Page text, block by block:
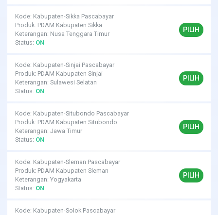
Kode: Kabupaten-Sikka Pascabayar
Produk: PDAM Kabupaten Sikka
Keterangan: Nusa Tenggara Timur
Status: ON
PILIH
Kode: Kabupaten-Sinjai Pascabayar
Produk: PDAM Kabupaten Sinjai
Keterangan: Sulawesi Selatan
Status: ON
PILIH
Kode: Kabupaten-Situbondo Pascabayar
Produk: PDAM Kabupaten Situbondo
Keterangan: Jawa Timur
Status: ON
PILIH
Kode: Kabupaten-Sleman Pascabayar
Produk: PDAM Kabupaten Sleman
Keterangan: Yogyakarta
Status: ON
PILIH
Kode: Kabupaten-Solok Pascabayar